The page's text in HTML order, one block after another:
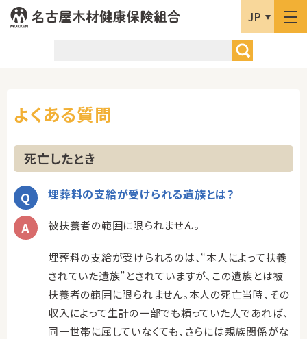
JP
よくある質問
死亡したとき
埋葬料の支給が受けられる遺族とは？
被扶養者の範囲に限られません。
埋葬料の支給が受けられるのは、“本人によって扶養
されていた遺族”とされていますが、この遺族とは被
扶養者の範囲に限られません。本人の死亡当時、その
収入によって生計の一部でも頼っていた人であれば、
同一世帯に属していなくても、さらには親族関係がな